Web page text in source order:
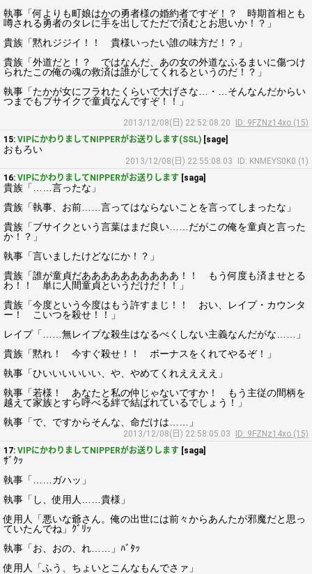
執事「何よりも町娘はかの勇者様の婚約者ですぞ！？ 時期首相とも
噂される勇者のタレに手を出してただで済むとお思いか！？」
貴族「黙れジジイ！！ 貴様いったい誰の味方だ！？」
貴族「外道だと！？ ではなんだ、あの女の外道なふるまいに傷つけ
られたこの俺の魂の救済は誰がしてくれるというのだ！？」
執事「たかが女にフラれたくらいで大げさな…・…そんなんだからい
つまでもブサイクで童貞なんですぞ！！」
2013/12/08(日) 22:52:08.20
ID: 9FZNz14xo (15)
15: VIPにかわりましてNIPPERがお送りします(SSL) [sage]
おもろい
2013/12/08(日) 22:55:08.03
ID: KNMEYS0K0 (1)
16: VIPにかわりましてNIPPERがお送りします [saga]
貴族「……言ったな」
貴族「執事、お前……言ってはならないことを言ってしまったな」
貴族「ブサイクという言葉はまだ良い……だがこの俺を童貞と言った
か！？」
執事「言いましたけどなにか！？」
貴族「誰が童貞だああああああああああ！！ もう何度も済ませとる
わ！！ 単に人間童貞というだけだ！！」
貴族「今度という今度はもう許すまじ！！ おい、レイプ・カウンタ
ー！ こいつを殺せ！！」
レイプ「……無レイプな殺生はなるべくしない主義なんだがな……」
貴族「黙れ！ 今すぐ殺せ！！ ボーナスをくれてやるぞ！」
執事「ひいいいいいい、や、やめてくれええええ」
執事「若様！ あなたと私の仲じゃないですか！ もう主従の間柄を
越えて家族とすら呼べる絆で結ばれているでしょう！」
執事「で、ですからそんな、命だけは……」
2013/12/08(日) 22:58:05.03
ID: 9FZNz14xo (15)
17: VIPにかわりましてNIPPERがお送りします [saga]
ｻﾞｸｯ
執事「……ガハッ」
執事「し、使用人……貴様」
使用人「悪いな爺さん。俺の出世には前々からあんたが邪魔だと思っ
ていたんでね」ｸﾞﾘｯ
執事「お、おの、れ……」ﾊﾞﾀｯ
使用人「ふう、ちょいとこんなもんでさァ」